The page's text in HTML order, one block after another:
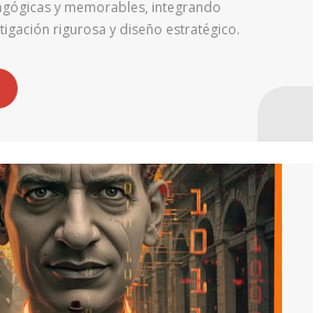
y memorables, integrando
rigurosa y diseño estratégico.